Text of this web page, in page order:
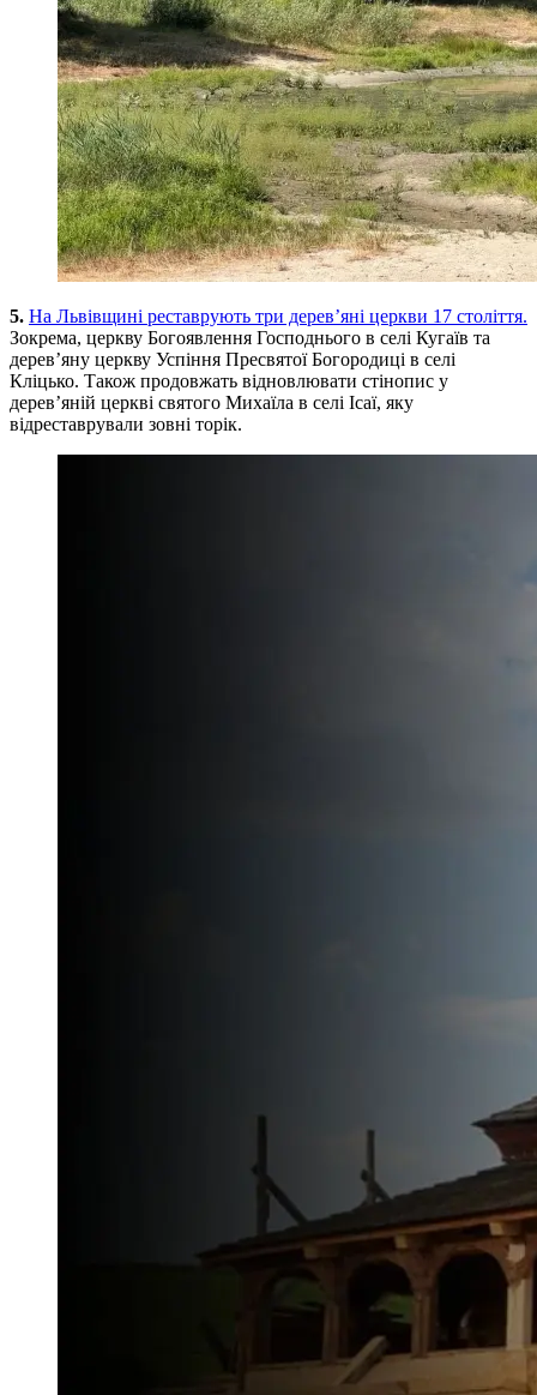
5. На Львівщині реставрують три дерев’яні церкви 17 століття.
Зокрема, церкву Богоявлення Господнього в селі Кугаїв та
дерев’яну церкву Успіння Пресвятої Богородиці в селі
Кліцько. Також продовжать відновлювати стінопис у
дерев’яній церкві святого Михаїла в селі Ісаї, яку
відреставрували зовні торік.